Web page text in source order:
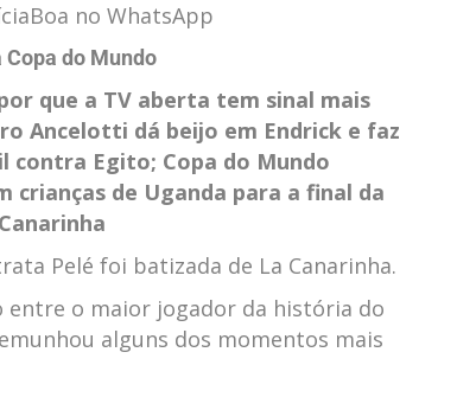
no WhatsApp
do Mundo
que a TV aberta tem sinal mais
Ancelotti dá beijo em Endrick e faz
contra Egito; Copa do Mundo
crianças de Uganda para a final da
Pelé foi batizada de La Canarinha.
entre o maior jogador da história do
alguns dos momentos mais